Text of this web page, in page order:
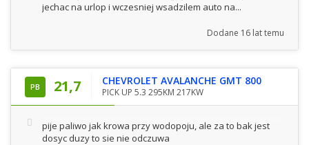
jechac na urlop i wczesniej wsadzilem auto na...
Dodane 16 lat temu
PB 21,7 CHEVROLET AVALANCHE GMT 800
PICK UP 5.3 295KM 217KW
pije paliwo jak krowa przy wodopoju, ale za to bak jest
dosyc duzy to sie nie odczuwa